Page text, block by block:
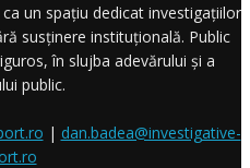
un spațiu dedicat investigațiilor
susținere instituțională. Public
în slujba adevărului și a
public.
| dan.badea@investigative-